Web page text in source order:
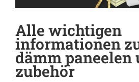
Alle wichtigen
informationen
dämm paneelen
zubehör